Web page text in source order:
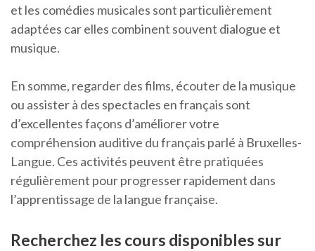
et les comédies musicales sont particulièrement
adaptées car elles combinent souvent dialogue et
musique.
En somme, regarder des films, écouter de la musique
ou assister à des spectacles en français sont
d’excellentes façons d’améliorer votre
compréhension auditive du français parlé à Bruxelles-
Langue. Ces activités peuvent être pratiquées
régulièrement pour progresser rapidement dans
l’apprentissage de la langue française.
Recherchez les cours disponibles sur